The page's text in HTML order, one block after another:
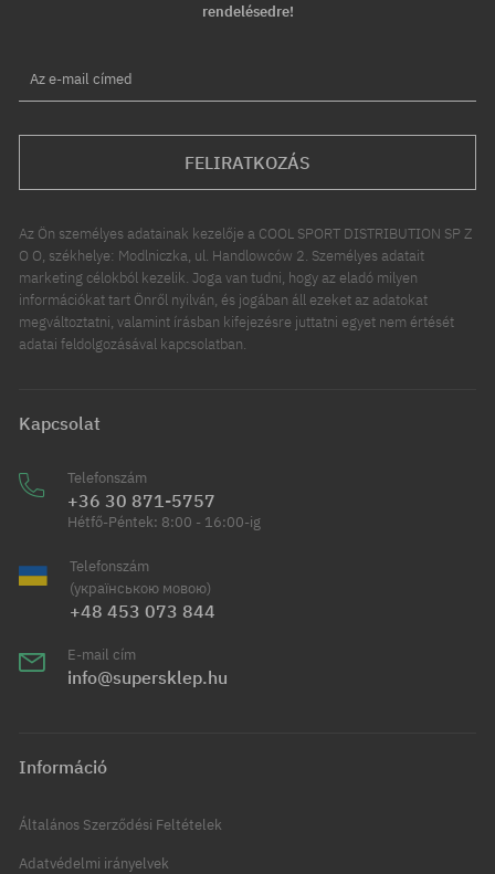
rendelésedre!
Az e-mail címed
FELIRATKOZÁS
Az Ön személyes adatainak kezelője a COOL SPORT DISTRIBUTION SP Z
O O, székhelye: Modlniczka, ul. Handlowców 2. Személyes adatait
marketing célokból kezelik. Joga van tudni, hogy az eladó milyen
információkat tart Önről nyilván, és jogában áll ezeket az adatokat
megváltoztatni, valamint írásban kifejezésre juttatni egyet nem értését
adatai feldolgozásával kapcsolatban.
Kapcsolat
Telefonszám
+36 30 871-5757
Hétfő-Péntek: 8:00 - 16:00-ig
Telefonszám
(українською мовою)
+48 453 073 844
E-mail cím
info@supersklep.hu
Információ
Általános Szerződési Feltételek
Adatvédelmi irányelvek